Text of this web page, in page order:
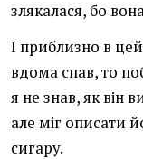
злякалася, бо
І приблизно в
вдома спав, то
я не знав, як він
але міг описати
сигару.